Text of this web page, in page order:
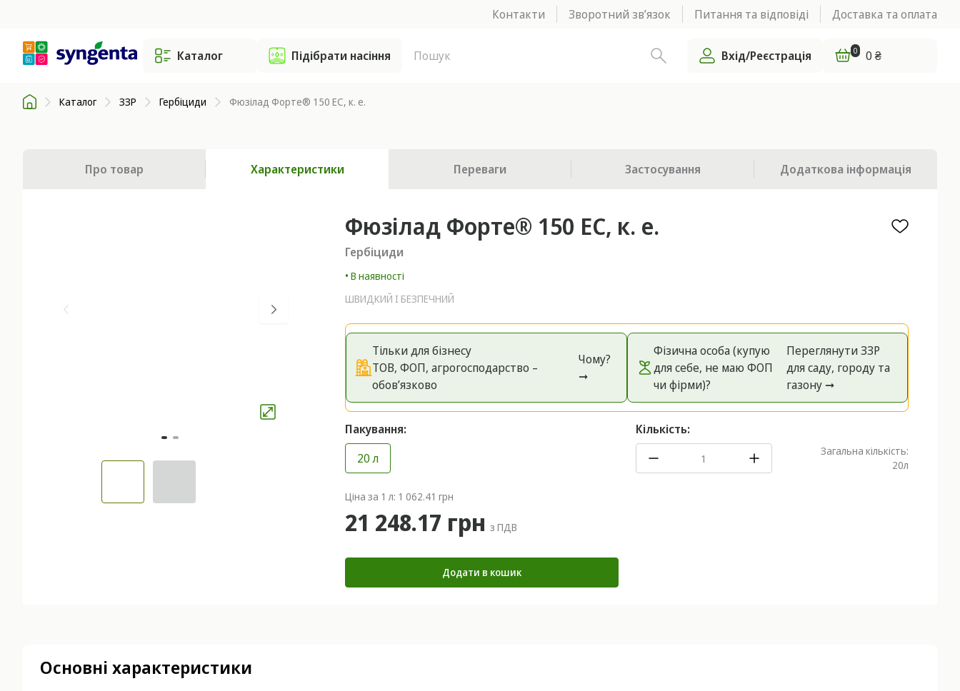
Контакти Зворотний зв’язок Питання та відповіді Доставка та оплата
Каталог Підібрати насіння Вхід/Реєстрація 0 0 ₴
Каталог ЗЗР Гербіциди Фюзілад Форте® 150 ЕС, к. е.
Про товар Характеристики Переваги Застосування Додаткова інформація
Фюзілад Форте® 150 ЕС, к. е.
Гербіциди
• В наявності
ШВИДКИЙ І БЕЗПЕЧНИЙ
Тільки для бізнесу
ТОВ, ФОП, агрогосподарство –
обов’язково
Чому?
➞
Фізична особа (купую
для себе, не маю ФОП
чи фірми)?
Переглянути ЗЗР
для саду, городу та
газону ➞
Пакування:
20 л
Кількість:
Загальна кількість:
20л
Ціна за 1 л: 1 062.41 грн
21 248.17 грн з ПДВ
Додати в кошик
Основні характеристики